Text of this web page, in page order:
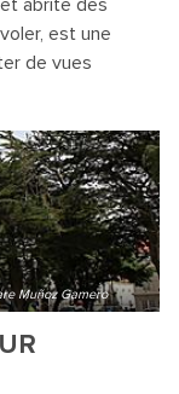
abrite des
est une
de vues
Muñoz Gamero